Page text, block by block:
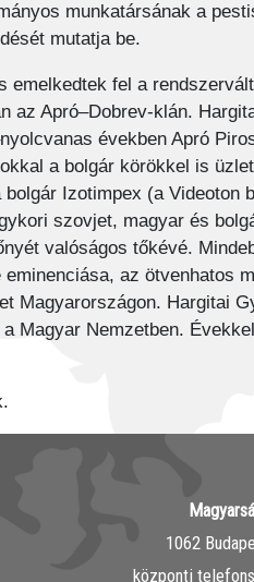
munkatársának a
mutatja be.
fel a
Apró–Dobrev-klán.
években Apró
a bolgár körökkel is
Izotimpex (a Videoton
szovjet, magyar és
valóságos tőkévé.
az ötvenhatos
Magyarországon. Hargitai
Magyar Nemzetben.
1062
központi